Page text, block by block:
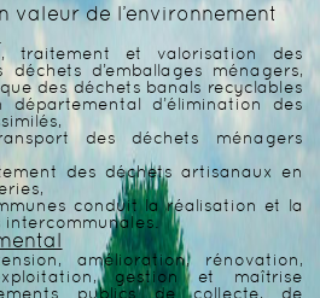
valeur de l’environnement
traitement et valorisation des
d’emballages ménagers,
des déchets banals recyclables
d’élimination des
des déchets ménagers
des déchets artisanaux en
conduit la réalisation et la
amélioration, rénovation,
gestion et maîtrise
publics de collecte, de